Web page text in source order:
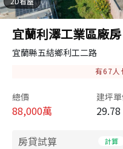
宜蘭利澤工業區廠房
宜蘭縣五結鄉利工二路
有67
總價
88,000萬
建坪
房貸試算 計算